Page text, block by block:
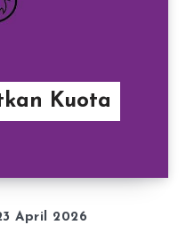
Kuota
April 2026